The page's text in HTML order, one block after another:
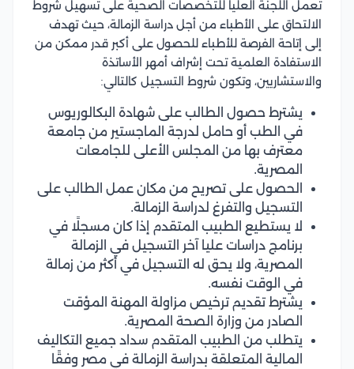
تعمل اللجنة العليا للتخصصات الصحية على تسهيل شروط
الالتحاق على الأطباء من أجل دراسة الزمالة، حيث تهدف
إلى إتاحة الفرصة للأطباء للحصول على أكبر قدر ممكن من
الاستفادة العلمية تحت إشراف أمهر الأساتذة
والاستشاريين، وتكون شروط التسجيل كالتالي:
يشترط حصول الطالب على شهادة البكالوريوس
في الطب أو حامل لدرجة الماجستير من جامعة
معترف بها من المجلس الأعلى للجامعات
المصرية.
الحصول على تصريح من مكان عمل الطالب على
التسجيل والتفرغ لدراسة الزمالة.
لا يستطيع الطبيب المتقدم إذا كان مسجلًا في
برنامج دراسات عليا آخر التسجيل في الزمالة
المصرية، ولا يحق له التسجيل في أكثر من زمالة
في الوقت نفسه.
يشترط تقديم ترخيص مزاولة المهنة المؤقت
الصادر من وزارة الصحة المصرية.
يتطلب من الطبيب المتقدم سداد جميع التكاليف
المالية المتعلقة بدراسة الزمالة في مصر وفقًا